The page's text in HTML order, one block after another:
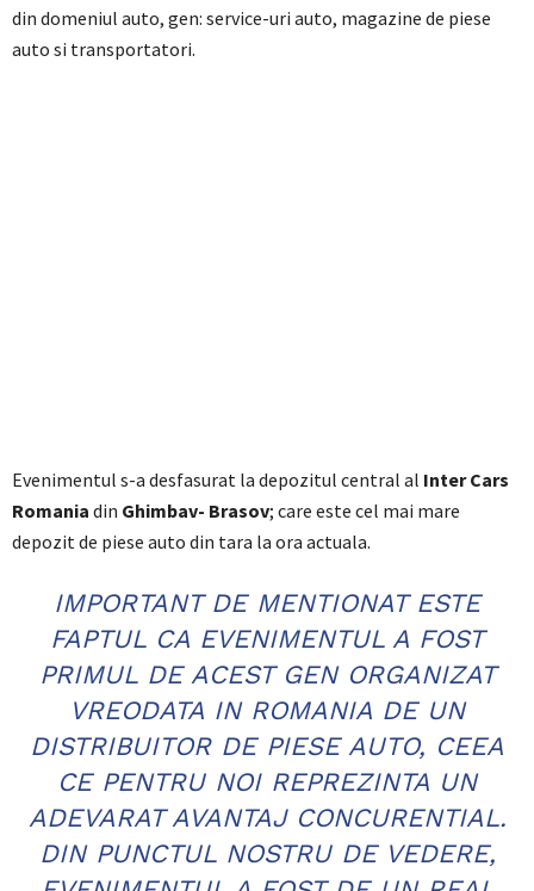
din domeniul auto, gen: service-uri auto, magazine de piese
auto si transportatori.
Evenimentul s-a desfasurat la depozitul central al Inter Cars
Romania din Ghimbav- Brasov; care este cel mai mare
depozit de piese auto din tara la ora actuala.
IMPORTANT DE MENTIONAT ESTE
FAPTUL CA EVENIMENTUL A FOST
PRIMUL DE ACEST GEN ORGANIZAT
VREODATA IN ROMANIA DE UN
DISTRIBUITOR DE PIESE AUTO, CEEA
CE PENTRU NOI REPREZINTA UN
ADEVARAT AVANTAJ CONCURENTIAL.
DIN PUNCTUL NOSTRU DE VEDERE,